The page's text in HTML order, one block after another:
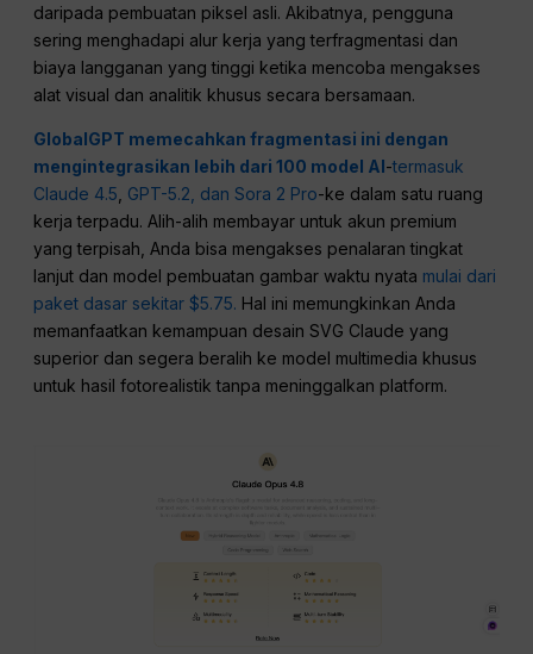
daripada pembuatan piksel asli. Akibatnya, pengguna
sering menghadapi alur kerja yang terfragmentasi dan
biaya langganan yang tinggi ketika mencoba mengakses
alat visual dan analitik khusus secara bersamaan.
GlobalGPT memecahkan fragmentasi ini dengan
mengintegrasikan lebih dari 100 model AI-termasuk
Claude 4.5 GPT-5.2, dan Sora 2 Pro-ke dalam satu ruang
kerja terpadu. Alih-alih membayar untuk akun premium
yang terpisah, Anda bisa mengakses penalaran tingkat
lanjut dan model pembuatan gambar waktu nyata mulai dari
paket dasar sekitar $5.75. Hal ini memungkinkan Anda
memanfaatkan kemampuan desain SVG Claude yang
superior dan segera beralih ke model multimedia khusus
untuk hasil fotorealistik tanpa meninggalkan platform.